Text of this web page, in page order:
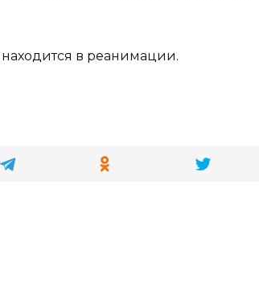
в реанимации.